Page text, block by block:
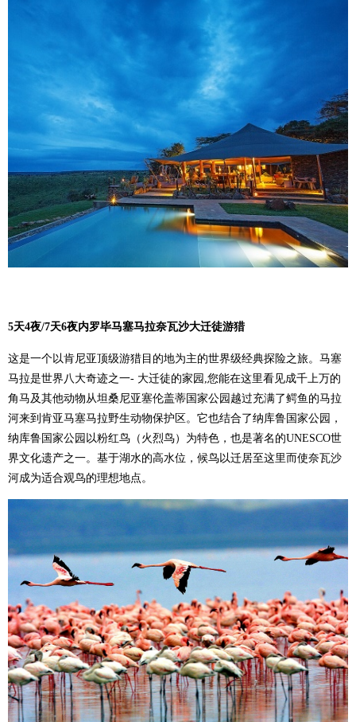
5天4夜/7天6夜内罗毕马塞马拉奈瓦沙大迁徒游猎
这是一个以肯尼亚顶级游猎目的地为主的世界级经典探险之旅。马塞
马拉是世界八大奇迹之一- 大迁徒的家园,您能在这里看见成千上万的
角马及其他动物从坦桑尼亚塞伦盖蒂国家公园越过充满了鳄鱼的马拉
河来到肯亚马塞马拉野生动物保护区。它也结合了纳库鲁国家公园，
纳库鲁国家公园以粉红鸟（火烈鸟）为特色，也是著名的UNESCO世
界文化遗产之一。基于湖水的高水位，候鸟以迁居至这里而使奈瓦沙
河成为适合观鸟的理想地点。